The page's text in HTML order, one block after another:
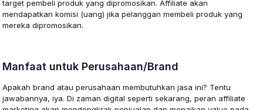
target pembeli produk yang dipromosikan. Affiliate akan
mendapatkan komisi (uang) jika pelanggan membeli produk yang
mereka dipromosikan.
Manfaat untuk Perusahaan/Brand
Apakah brand atau perusahaan membutuhkan jasa ini? Tentu
jawabannya, iya. Di zaman digital seperti sekarang, peran affiliate